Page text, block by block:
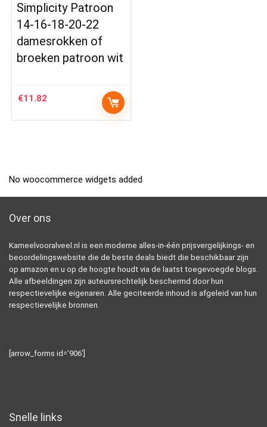
Simplicity Patroon
14-16-18-20-22
damesrokken of
broeken patroon wit
€11.82
No woocommerce widgets added
Over ons
Kameelvooralveel.nl is een moderne alles-in-één prijsvergelijkings- en
beoordelingswebsite die de beste deals biedt die beschikbaar zijn
op amazon en u op de hoogte houdt via de laatst toegevoegde blogs.
Alle afbeeldingen zijn auteursrechtelijk beschermd door hun
respectievelijke eigenaren. Alle geciteerde inhoud is afgeleid van hun
respectievelijke bronnen.
[arrow_forms id=’906′]
Snelle links